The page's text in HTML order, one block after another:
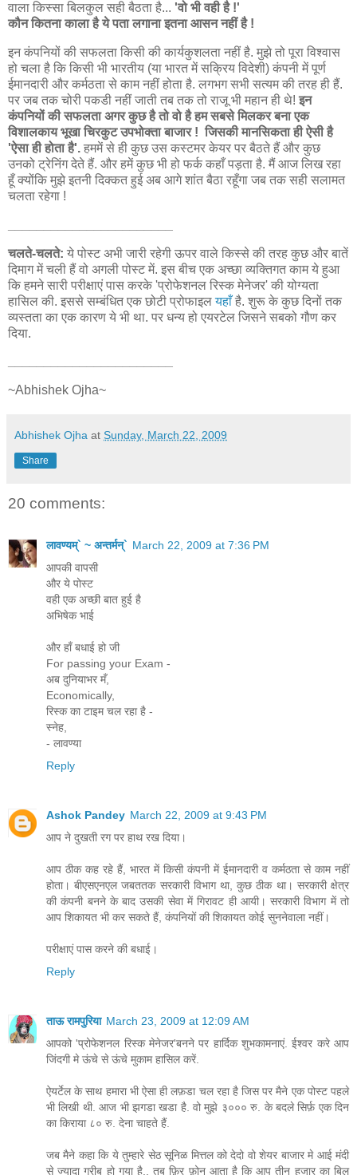
वाला किस्सा बिलकुल सही बैठता है... 'वो भी वही है !'
कौन कितना काला है ये पता लगाना इतना आसन नहीं है !
इन कंपनियों की सफलता किसी की कार्यकुशलता नहीं है. मुझे तो पूरा विश्वास
हो चला है कि किसी भी भारतीय (या भारत में सक्रिय विदेशी) कंपनी में पूर्ण
ईमानदारी और कर्मठता से काम नहीं होता है. लगभग सभी सत्यम की तरह ही हैं.
पर जब तक चोरी पकडी नहीं जाती तब तक तो राजू भी महान ही थे!इन
कंपनियों की सफलता अगर कुछ है तो वो है हम सबसे मिलकर बना एक
विशालकाय भूखा चिरकुट उपभोक्ता बाजार ! जिसकी मानसिकता ही ऐसी है
'ऐसा ही होता है'. हममें से ही कुछ उस कस्टमर केयर पर बैठते हैं और कुछ
उनको ट्रेनिंग देते हैं. और हमें कुछ भी हो फर्क कहाँ पड़ता है. मैं आज लिख रहा
हूँ क्योंकि मुझे इतनी दिक्कत हुई अब आगे शांत बैठा रहूँगा जब तक सही सलामत
चलता रहेगा !
चलते-चलते: ये पोस्ट अभी जारी रहेगी ऊपर वाले किस्से की तरह कुछ और बातें
दिमाग में चली हैं वो अगली पोस्ट में. इस बीच एक अच्छा व्यक्तिगत काम ये हुआ
कि हमने सारी परीक्षाएं पास करके 'प्रोफेशनल रिस्क मेनेजर' की योग्यता
हासिल की. इससे सम्बंधित एक छोटी प्रोफाइलयहाँहै. शुरू के कुछ दिनों तक
व्यस्तता का एक कारण ये भी था. पर धन्य हो एयरटेल जिसने सबको गौण कर
दिया.
~Abhishek Ojha~
Abhishek Ojha at Sunday, March 22, 2009
Share
20 comments:
लावण्यम्` ~ अन्तर्मन्` March 22, 2009 at 7:36 PM
आपकी वापसी
और ये पोस्ट
वही एक अच्छी बात हुई है
अभिषेक भाई
और हाँ बधाई हो जी
For passing your Exam -
अब दुनियाभर मँ,
Economically,
रिस्क का टाइम चल रहा है -
स्नेह,
- लावण्या
Reply
Ashok Pandey March 22, 2009 at 9:43 PM
आप ने दुखती रग पर हाथ रख दिया।
आप ठीक कह रहे हैं, भारत में किसी कंपनी में ईमानदारी व कर्मठता से काम नहीं
होता। बीएसएनएल जबततक सरकारी विभाग था, कुछ ठीक था। सरकारी क्षेत्र
की कंपनी बनने के बाद उसकी सेवा में गिरावट ही आयी। सरकारी विभाग में तो
आप शिकायत भी कर सकते हैं, कंपनियों की शिकायत कोई सुननेवाला नहीं।
परीक्षाएं पास करने की बधाई।
Reply
ताऊ रामपुरिया March 23, 2009 at 12:09 AM
आपको 'प्रोफेशनल रिस्क मेनेजर'बनने पर हार्दिक शुभकामनाएं. ईश्वर करे आप
जिंदगी मे ऊंचे से ऊंचे मुकाम हासिल करें.
ऐयर्टेल के साथ हमारा भी ऐसा ही लफ़डा चल रहा है जिस पर मैने एक पोस्ट पहले
भी लिखी थी. आज भी झगडा खडा है. वो मुझे ३००० रु. के बदले सिर्फ़ एक दिन
का किराया ८० रु. देना चाहते हैं.
जब मैने कहा कि ये तुम्हारे सेठ सूनिळ मित्तल को देदो वो शेयर बाजार मे आई मंदी
से ज्यादा गरीब हो गया है.. तब फ़िर फ़ोन आता है कि आप तीन हजार का बिल